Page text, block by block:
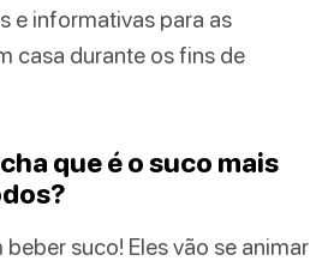
e informativas para as
casa durante os fins de
que é o suco mais
suco! Eles vão se animar